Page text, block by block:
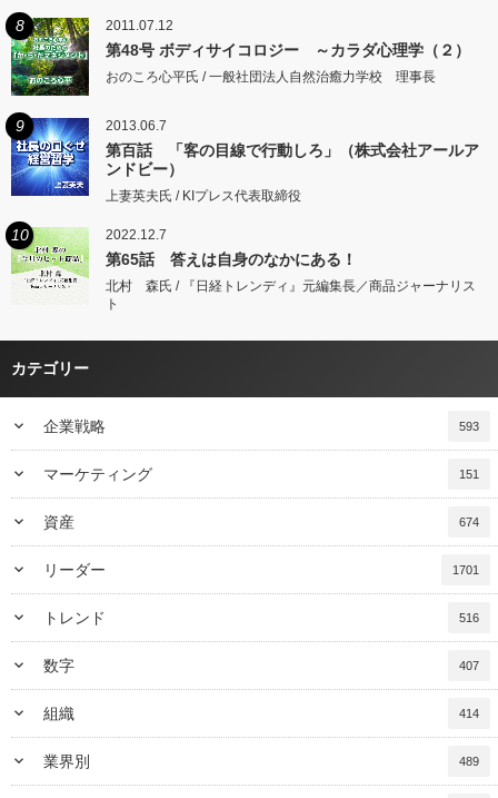
8 2011.07.12
第48号 ボディサイコロジー ～カラダ心理学（２）
おのころ心平氏 / 一般社団法人自然治癒力学校 理事長
9 2013.06.7
第百話 「客の目線で行動しろ」（株式会社アールア
ンドビー）
上妻英夫氏 / KIプレス代表取締役
10 2022.12.7
第65話 答えは自身のなかにある！
北村 森氏 / 『日経トレンディ』元編集長／商品ジャーナリス
ト
カテゴリー
keyboard_arrow_down 企業戦略 593
keyboard_arrow_down マーケティング 151
keyboard_arrow_down 資産 674
keyboard_arrow_down リーダー 1701
keyboard_arrow_down トレンド 516
keyboard_arrow_down 数字 407
keyboard_arrow_down 組織 414
keyboard_arrow_down 業界別 489